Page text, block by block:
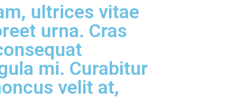
ultrices vitae
urna. Cras
mi. Curabitur
velit at,